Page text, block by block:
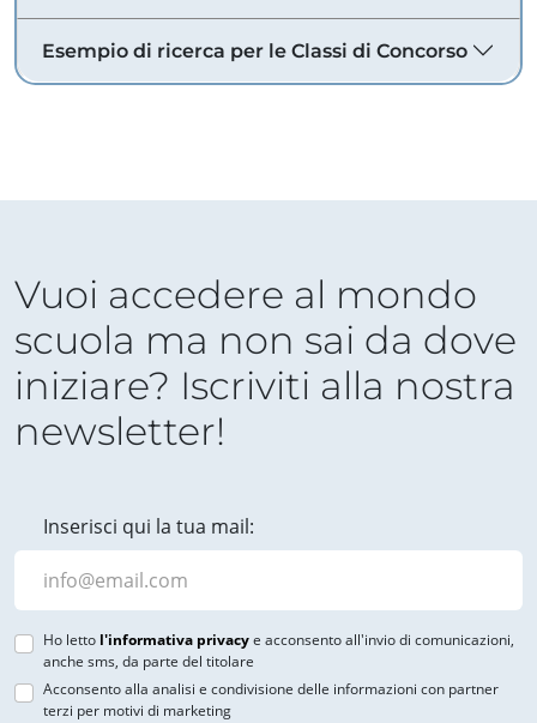
Esempio di ricerca per le Classi di Concorso
Vuoi accedere al mondo
scuola ma non sai da dove
iniziare? Iscriviti alla nostra
newsletter!
Inserisci qui la tua mail:
Ho letto l'informativa privacye acconsento all'invio di comunicazioni,
anche sms, da parte del titolare
Acconsento alla analisi e condivisione delle informazioni con partner
terzi per motivi di marketing